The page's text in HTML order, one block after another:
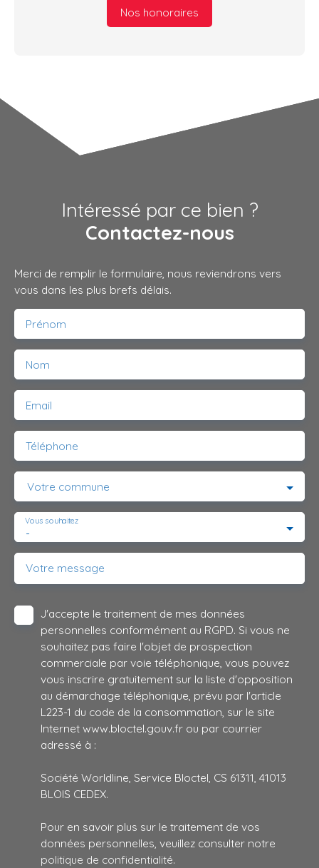
Nos honoraires
Intéressé par ce bien ?
Contactez-nous
Merci de remplir le formulaire, nous reviendrons vers
vous dans les plus brefs délais.
Prénom
Nom
Email
Téléphone
Votre commune
-
Vous souhaitez
Votre message
J'accepte le traitement de mes données
personnelles conformément au RGPD. Si vous ne
souhaitez pas faire l'objet de prospection
commerciale par voie téléphonique, vous pouvez
vous inscrire gratuitement sur la liste d'opposition
au démarchage téléphonique, prévu par l'article
L223-1 du code de la consommation, sur le site
Internet www.bloctel.gouv.fr ou par courrier
adressé à :
Société Worldline, Service Bloctel, CS 61311, 41013
BLOIS CEDEX.
Pour en savoir plus sur le traitement de vos
données personnelles, veuillez consulter notre
politique de confidentialité.